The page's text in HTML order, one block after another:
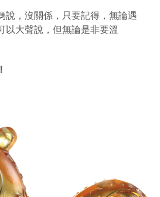
說，沒關係，只要記得，無論遇
以大聲說，但無論是非要溫